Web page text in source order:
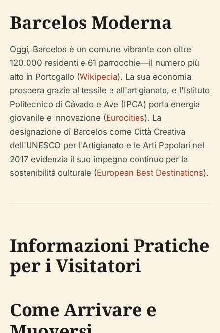
Barcelos Moderna
Oggi, Barcelos è un comune vibrante con oltre
120.000 residenti e 61 parrocchie—il numero più
alto in Portogallo (Wikipedia). La sua economia
prospera grazie al tessile e all'artigianato, e l'Istituto
Politecnico di Cávado e Ave (IPCA) porta energia
giovanile e innovazione (Eurocities). La
designazione di Barcelos come Città Creativa
dell'UNESCO per l'Artigianato e le Arti Popolari nel
2017 evidenzia il suo impegno continuo per la
sostenibilità culturale (European Best Destinations).
Informazioni Pratiche
per i Visitatori
Come Arrivare e